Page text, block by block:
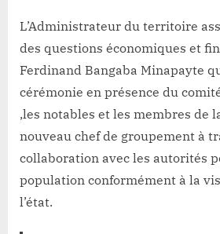
L’Administrateur du territoire
des questions économiques et
Ferdinand Bangaba Minapayte
cérémonie en présence du
,les notables et les membres de
nouveau chef de groupement à
collaboration avec les autorités
population conformément à la
l’état.